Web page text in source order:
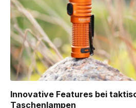
Innovative Features bei
Taschenlampen